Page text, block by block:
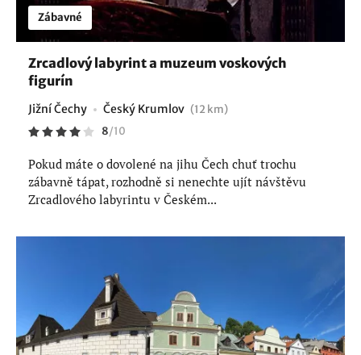
Zábavné
Zrcadlový labyrint a muzeum voskových
figurín
Jižní Čechy Český Krumlov (12 km)
8/10
Pokud máte o dovolené na jihu Čech chuť trochu
zábavně tápat, rozhodně si nenechte ujít návštěvu
Zrcadlového labyrintu v Českém...